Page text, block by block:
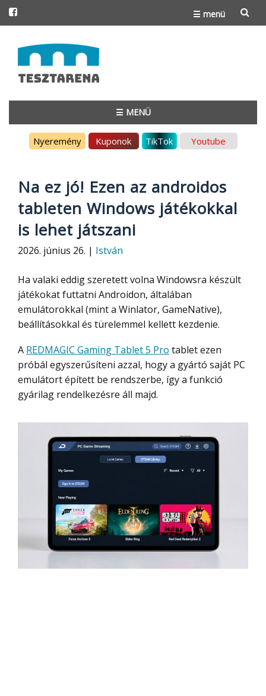
☰ menü
to
content
☰ MENÜ
Nyeremény Kuponok TikTok Youtube
Na ez jó! Ezen az androidos
tableten Windows játékokkal
is lehet játszani
2026. június 26. | István
Ha valaki eddig szeretett volna Windowsra készült
játékokat futtatni Androidon, általában
emulátorokkal (mint a Winlator, GameNative),
beállításokkal és türelemmel kellett kezdenie.
REDMAGIC Gaming Tablet 5 Pro tablet ezen
próbál egyszerűsíteni azzal, hogy a gyártó saját PC
emulátort épített be rendszerbe, így a funkció
gyárilag rendelkezésre áll majd.